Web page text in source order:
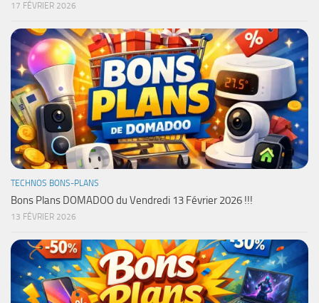
17 FÉVRIER 2026
TECHNOS BONS-PLANS
Bons Plans DOMADOO du Vendredi 13 Février 2026 !!!
13 FÉVRIER 2026